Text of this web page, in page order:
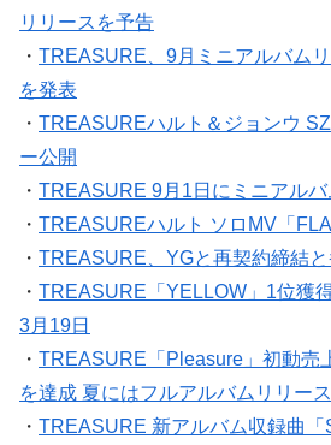
リリースを予告
・ TREASURE、9月ミニアルバム
を発表
・ TREASUREハルト＆ジョンウ
ー公開
・ TREASURE 9月1日にミニアル
・ TREASUREハルト ソロMV「
・ TREASURE、YGと再契約締結
・ TREASURE「YELLOW」1位獲
3月19日
・ TREASURE「Pleasure」初動売
を達成 夏にはフルアルバムリリー
・ TREASURE 新アルバム収録曲